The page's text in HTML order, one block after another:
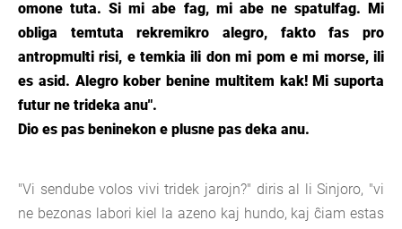
omone tuta. Si mi abe fag, mi abe ne spatulfag. Mi
obliga temtuta rekremikro alegro, fakto fas pro
antropmulti risi, e temkia ili don mi pom e mi morse, ili
es asid. Alegro kober benine multitem kak! Mi suporta
futur ne trideka anu".
Dio es pas beninekon e plusne pas deka anu.
"Vi sendube volos vivi tridek jarojn?" diris al li Sinjoro, "vi
ne bezonas labori kiel la azeno kaj hundo, kaj ĉiam estas